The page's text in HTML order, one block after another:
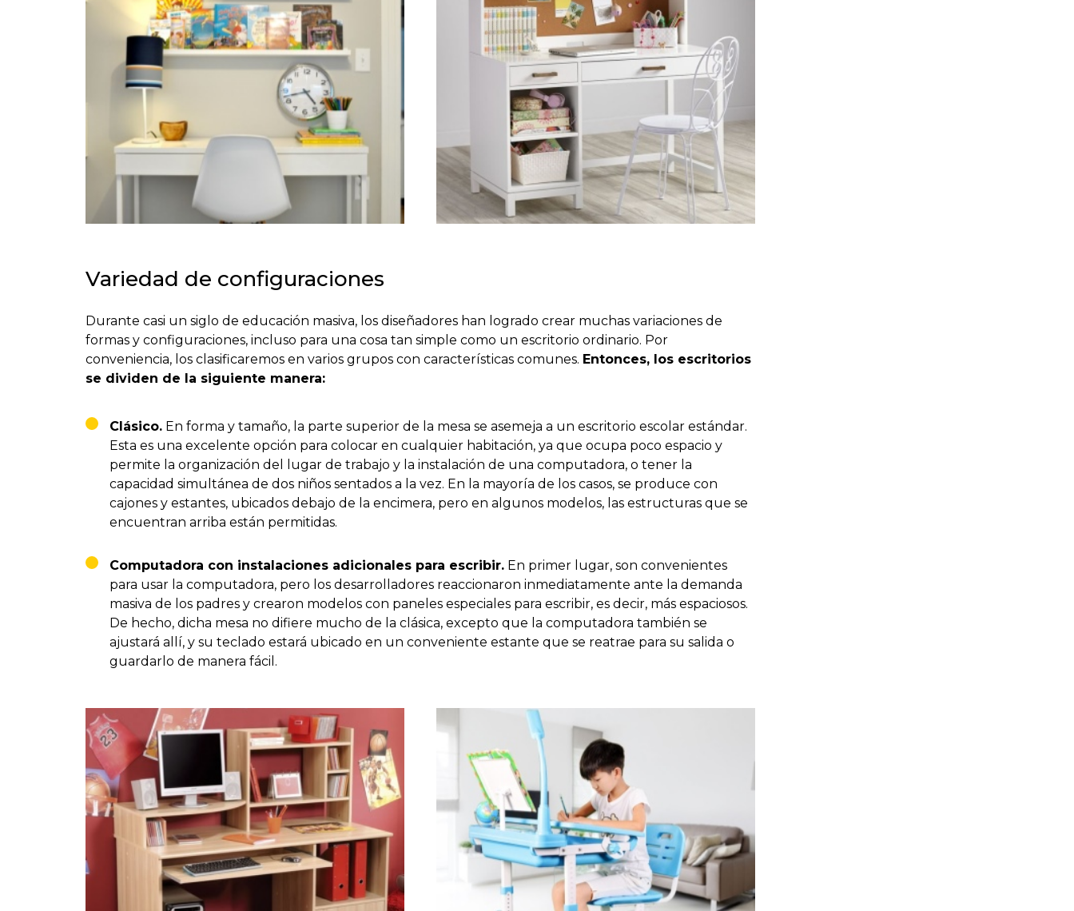
Variedad de configuraciones
Durante casi un siglo de educación masiva, los diseñadores han logrado crear muchas variaciones de
formas y configuraciones, incluso para una cosa tan simple como un escritorio ordinario. Por
conveniencia, los clasificaremos en varios grupos con características comunes. Entonces, los escritorios
se dividen de la siguiente manera:
Clásico. En forma y tamaño, la parte superior de la mesa se asemeja a un escritorio escolar estándar.
Esta es una excelente opción para colocar en cualquier habitación, ya que ocupa poco espacio y
permite la organización del lugar de trabajo y la instalación de una computadora, o tener la
capacidad simultánea de dos niños sentados a la vez. En la mayoría de los casos, se produce con
cajones y estantes, ubicados debajo de la encimera, pero en algunos modelos, las estructuras que se
encuentran arriba están permitidas.
Computadora con instalaciones adicionales para escribir. En primer lugar, son convenientes
para usar la computadora, pero los desarrolladores reaccionaron inmediatamente ante la demanda
masiva de los padres y crearon modelos con paneles especiales para escribir, es decir, más espaciosos.
De hecho, dicha mesa no difiere mucho de la clásica, excepto que la computadora también se
ajustará allí, y su teclado estará ubicado en un conveniente estante que se reatrae para su salida o
guardarlo de manera fácil.